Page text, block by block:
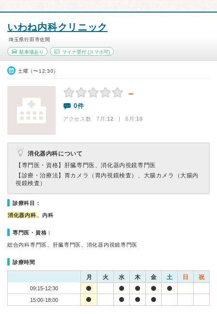
いわね内科クリニック
埼玉県行田市佐間
駐車場あり マイナ受付(スマホ可)
土曜（〜12:30）
－
0件
アクセス数 7月:12 | 6月:10
消化器内科について
【専門医・資格】 肝臓専門医、消化器内視鏡専門医
【診療・治療法】 胃カメラ（胃内視鏡検査）、大腸カメラ（大腸内
視鏡検査）
診療科目：
消化器内科 、内科
専門医・資格：
総合内科専門医、肝臓専門医、消化器内視鏡専門医
診療時間
月 火 水 木 金 土 日 祝
09:15-12:30
15:00-18:00